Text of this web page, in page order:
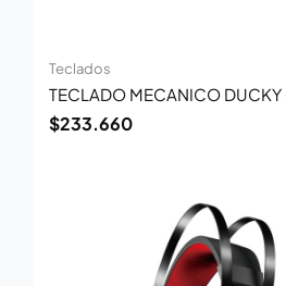
Teclados
TECLADO MECANICO DUCKY
$233.660